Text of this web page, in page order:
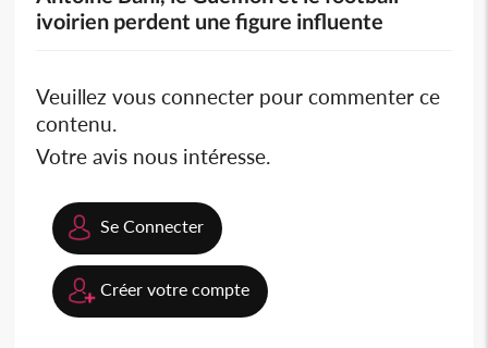
ivoirien perdent une figure influente
Veuillez vous connecter pour commenter ce
contenu.
Votre avis nous intéresse.
Se Connecter
Créer votre compte